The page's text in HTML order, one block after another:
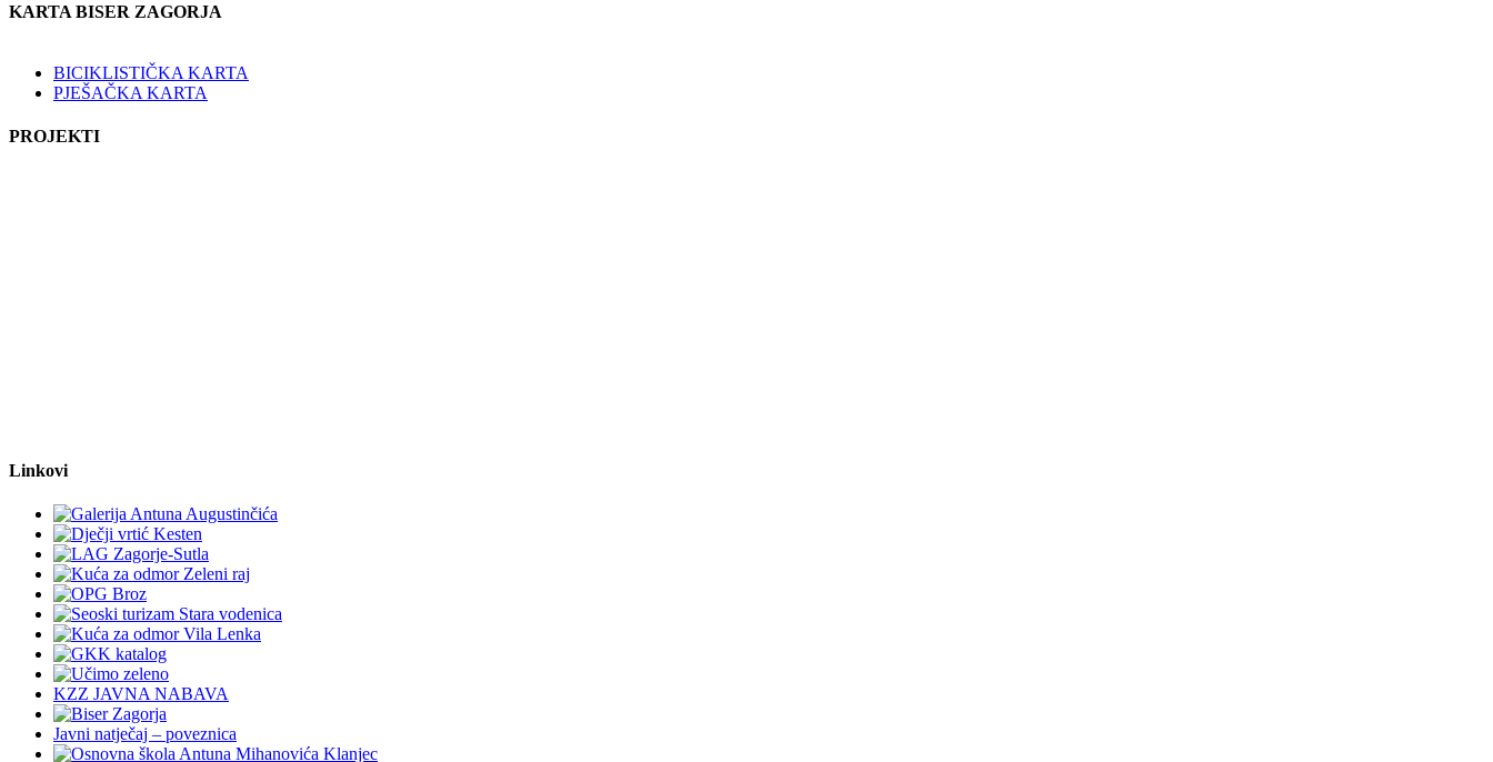
KARTA BISER ZAGORJA
BICIKLISTIČKA KARTA
PJEŠAČKA KARTA
PROJEKTI
Linkovi
KZZ JAVNA NABAVA
Javni natječaj – poveznica